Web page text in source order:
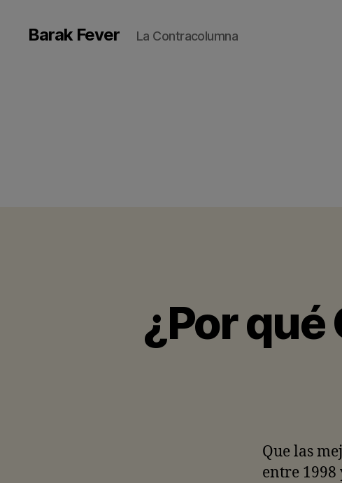
Barak Fever La Contracolumna
¿Por qué
Que las
entre 1998